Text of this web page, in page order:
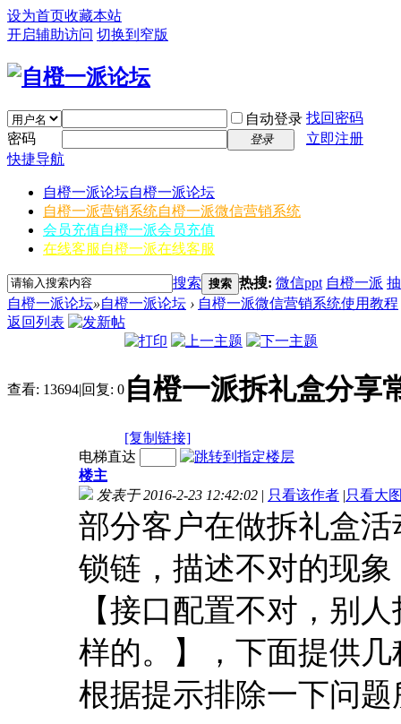
设为首页收藏本站
开启辅助访问 切换到窄版
自动登录 找回密码
密码
登录
立即注册
快捷导航
自橙一派论坛自橙一派论坛
自橙一派营销系统自橙一派微信营销系统
会员充值自橙一派会员充值
在线客服 自橙一派在线客服
搜索 搜索 热搜: 微信ppt 自橙一派
自橙一派论坛»自橙一派论坛 › 自橙一派微信营销系统使用教程
返回列表
查看: 13694|回复: 0 自橙一派拆礼盒分享
[复制链接]
电梯直达
楼主
发表于 2016-2-23 12:42:02 | 只看该作者 |只看大
部分客户在做拆礼盒
锁链，描述不对的现
【接口配置不对，别
样的。】，下面提供
根据提示排除一下问题